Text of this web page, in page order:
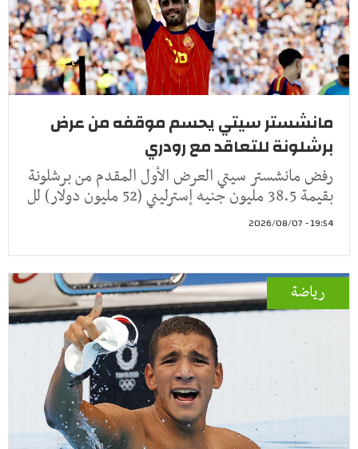
مانشستر سيتي يحسم موقفه من عرض
برشلونة للتعاقد مع رودري
رفض مانشستر سيتي العرض الأول المقدم من برشلونة
بقيمة 38.5 مليون جنيه إسترليني (52 مليون دولار) لل
19:54 - 2026/08/07
رياضة